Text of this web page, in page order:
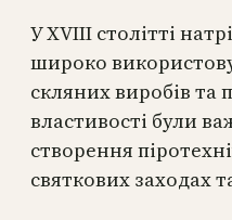
У XVIII столітті
широко
скляних виробів та
властивості були
створення
святкових заходах